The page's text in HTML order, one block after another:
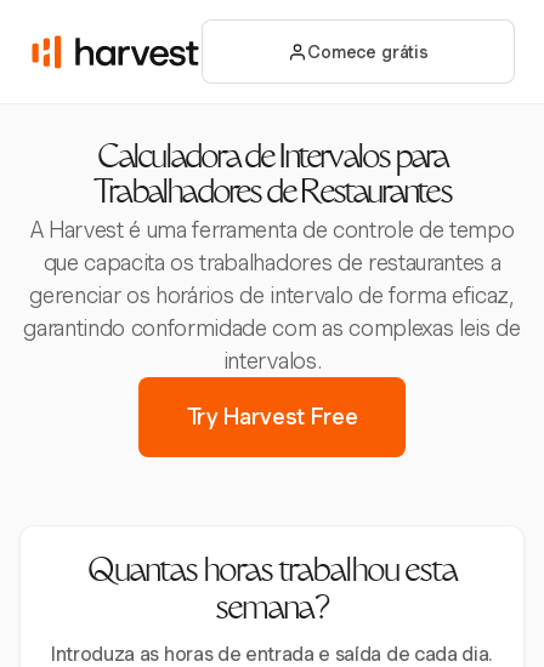
Comece grátis
Calculadora de Intervalos para
Trabalhadores de Restaurantes
A Harvest é uma ferramenta de controle de tempo
que capacita os trabalhadores de restaurantes a
gerenciar os horários de intervalo de forma eficaz,
garantindo conformidade com as complexas leis de
intervalos.
Try Harvest Free
Quantas horas trabalhou esta
semana?
Introduza as horas de entrada e saída de cada dia.